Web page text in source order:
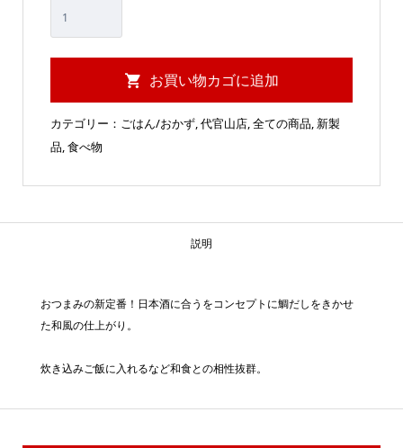
お買い物カゴに追加
カテゴリー： ごはん/おかず,代官山店,全ての商品, 新製
品,食べ物
説明
おつまみの新定番！日本酒に合うをコンセプトに鯛だしをきかせ
た和風の仕上がり。
炊き込みご飯に入れるなど和食との相性抜群。